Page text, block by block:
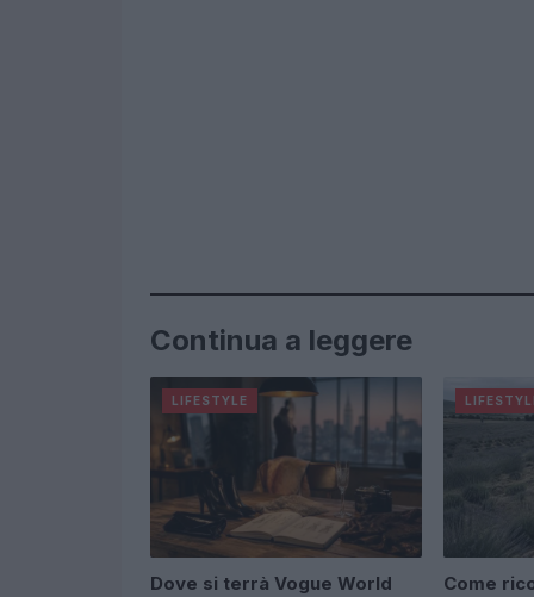
Continua a leggere
LIFESTYLE
Dove si terrà Vogue World
Come